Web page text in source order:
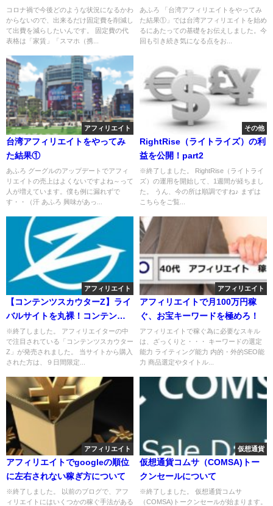
について
コロナ禍で今後どのような状況になるかわ
からないので、出来るだけ固定費を削減し
て出費を減らしたいんです。 固定費の代
表格は「家賃」「スマホ（携...
あふろ 「台湾アフィリエイトをやってみ
た結果①」では台湾アフィリエイトを始め
るにあたっての基礎をお伝えしました。今
回も引き続き気になる点をお...
アフィリエイト
台湾アフィリエイトをやってみ
た結果①
あふろ グーグルのアップデートでアフィ
リエイトの売上はよくないですよね～って
人が増えています。僕も例に漏れずで
す・・（汗 あふろ 興味があっ...
その他
RightRise（ライトライズ）の利
益を公開！part2
※終了しました。 RightRise（ライトライ
ズ）の運用を開始して、1週間が経ちまし
た。 うん、今の所は順調ですね♪ まずは
こちらをご覧...
アフィリエイト
【コンテンツスカウターZ】ライ
バルサイトを丸裸！コンテンツ
SEO、ペラサイト量産、なんで
も使える魔法のツール。
※終了しました。 アフィリエイターの中
で注目されている「コンテンツスカウター
Z」が発売されました。 当サイトから購入
された方は、９日間限定...
アフィリエイト
アフィリエイトで月100万円稼
ぐ、お宝キーワードを極めろ！
アフィリエイトで稼ぐ為に必要なスキル
は、ざっくりと・・・ キーワードの選定
能力 ライティング能力 内的・外的SEO能
力 商品選定やタイトル...
アフィリエイト
アフィリエイトでgoogleの順位
に左右されない稼ぎ方について
※終了しました。 以前のブログで、アフ
ィリエイトにはいくつかの稼ぐ手法がある
仮想通貨
仮想通貨コムサ（COMSA)トー
クンセールについて
※終了しました。 仮想通貨コムサ
（COMSA)トークンセールが始まります。